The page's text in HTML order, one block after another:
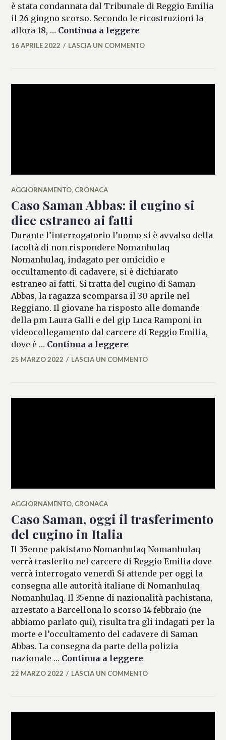
è stata condannata dal Tribunale di Reggio Emilia
il 26 giugno scorso. Secondo le ricostruzioni la
allora 18, … Continua a leggere
FLAVIA
16 APRILE 2022 LASCIA UN COMMENTO
AGGIORNAMENTO, CRONACA
Caso Saman Abbas: il cugino si
dice estraneo ai fatti
Durante l’interrogatorio l’uomo si è avvalso della
facoltà di non rispondere Nomanhulaq
Nomanhulaq, indagato per omicidio e
occultamento di cadavere, si è dichiarato
estraneo ai fatti. Si tratta del cugino di Saman
Abbas, la ragazza scomparsa il 30 aprile nel
Reggiano. Il giovane ha risposto alle domande
della pm Laura Galli e del gip Luca Ramponi in
videocollegamento dal carcere di Reggio Emilia,
dove è … Continua a leggere
FLAVIA
25 MARZO 2022 LASCIA UN COMMENTO
AGGIORNAMENTO, CRONACA
Caso Saman, oggi il trasferimento
del cugino in Italia
Il 35enne pakistano Nomanhulaq Nomanhulaq
verrà trasferito nel carcere di Reggio Emilia dove
verrà interrogato venerdì Si attende per oggi la
consegna alle autorità italiane di Nomanhulaq
Nomanhulaq. Il 35enne di nazionalità pachistana,
arrestato a Barcellona lo scorso 14 febbraio (ne
abbiamo parlato qui), risulta tra gli indagati per la
morte e l’occultamento del cadavere di Saman
Abbas. La consegna da parte della polizia
nazionale … Continua a leggere
ALESSIA
22 MARZO 2022 LASCIA UN COMMENTO